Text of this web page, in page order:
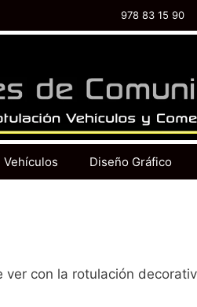
978 83 15 90
Vehículos Diseño Gráfico
con la rotulación